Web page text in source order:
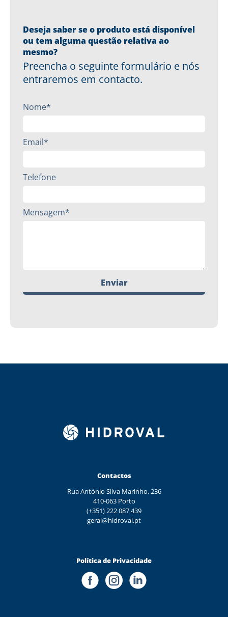
Deseja saber se o produto está disponível
ou tem alguma questão relativa ao
mesmo?
Preencha o seguinte formulário e nós
entraremos em contacto.
Nome*
Email*
Telefone
Mensagem*
Enviar
Contactos
Rua António Silva Marinho, 236
410-063 Porto
(+351) 222 087 439
geral@hidroval.pt
Política de Privacidade